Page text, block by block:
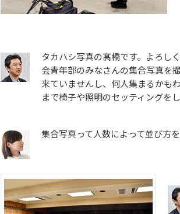
タカハシ写真の髙橋です。よろし
会青年部のみなさんの集合写真を
来ていませんし、何人集まるかも
まで椅子や照明のセッティングを
集合写真って人数によって並び方